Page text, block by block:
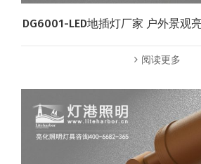
DG6001-LED地插灯厂家 户外景观
阅读更多